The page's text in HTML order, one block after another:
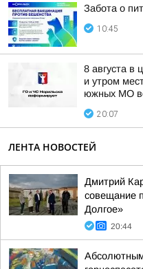
Забота о
10:45
8 августа
и утром
южных МО
20:07
ЛЕНТА НОВОСТЕЙ
Дмитрий
совещание
Долгое»
20:44